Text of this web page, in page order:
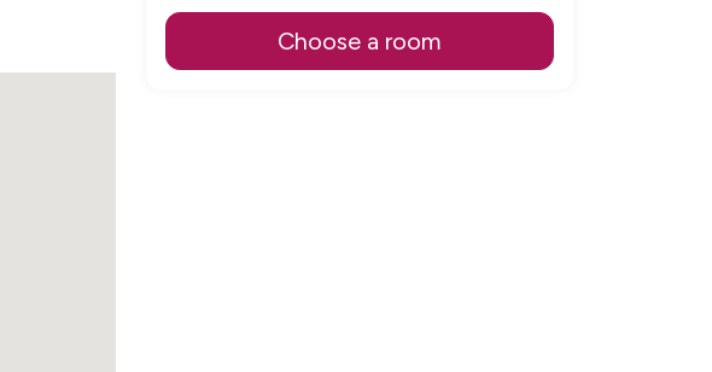
Choose a room